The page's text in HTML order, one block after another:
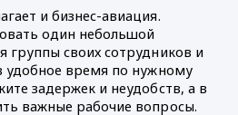
и бизнес-авиация.
один небольшой
группы своих сотрудников и
удобное время по нужному
задержек и неудобств, а в
важные рабочие вопросы.